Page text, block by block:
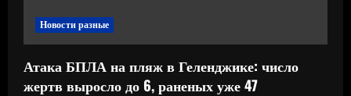
Новости разные
Атака БПЛА на пляж в Геленджике: число
жертв выросло до 6, раненых уже 47